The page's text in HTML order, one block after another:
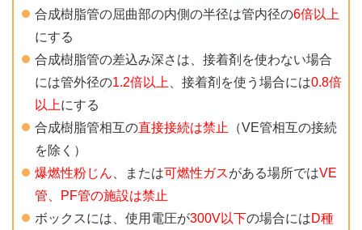
合成樹脂管の屈曲部の内側の半径は管内径の6倍以上
にする
合成樹脂管の差込み深さは、接着剤を使わない場合
には管外径の1.2倍以上 、接着剤を使う場合には0.8倍
以上にする
合成樹脂管相互の直接接続は禁止
（VE管相互の接続
を除く）
爆燃性粉じん 、または可燃性ガスがある場所ではVE
管、PF管の施設は禁止
ボックスには、使用電圧が300V以下の場合にはD種